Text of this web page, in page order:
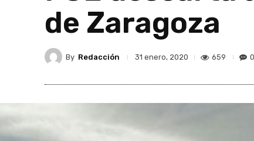
de Zaragoza
By Redacción 31 enero, 2020 659 0